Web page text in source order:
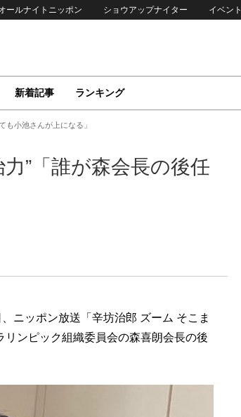
ールナイトニッポン ショウアップナイター イベント
新着記事 ランキング
も小池さんが上になる」
”「誰が森会長の後任
ニッポン放送「辛坊治郎 ズーム そこま
ンピック組織委員会の森喜朗会長の後